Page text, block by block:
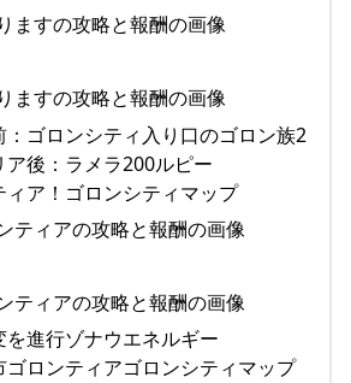
ゴロンシティ入り口のゴロン族2
ア後：ラメラ200ルピー
ア！ゴロンシティマップ
進行ゾナウエネルギー
ロンティアゴロンシティマップ